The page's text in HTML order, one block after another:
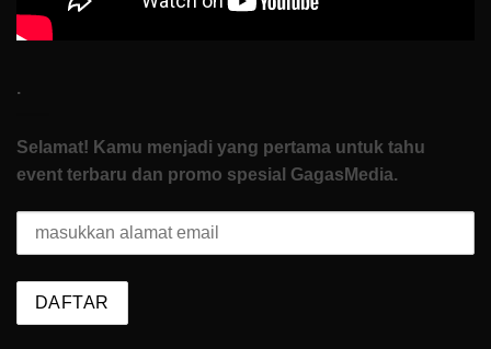
.
Selamat! Kamu menjadi yang pertama untuk tahu
event terbaru dan promo spesial GagasMedia.